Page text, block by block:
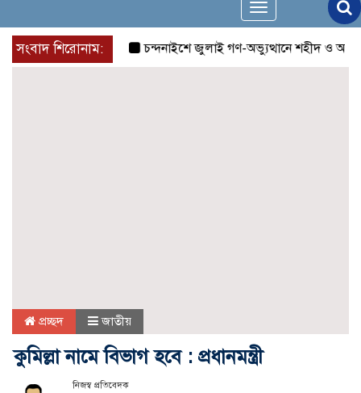
Toggle
navigation
সংবাদ শিরোনাম:
চন্দনাইশে জুলাই গণ-অভ্যুত্থানে শহীদ ও আহতদের
প্রচ্ছদ জাতীয়
কুমিল্লা নামে বিভাগ হবে : প্রধানমন্ত্রী
নিজস্ব প্রতিবেদক